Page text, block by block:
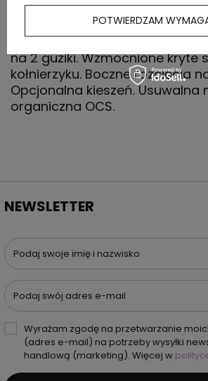
Koszulka polo z krótkim
organicznej z certyfikatem OCS.
rękawy wykończone
na 2 guziki. Wzmocnione kryte
kołnierzyku. Boczne rozcięcia
Opcjonalna kieszeń. Usuwalna
organiczna OCS.
NEWSLETTER
Podaj swoje imię i nazwisko
Podaj swój adres e-mail
Wyrażam zgodę na przetwarzanie
(adres e-mail) na potrzeby wysyłki
handlową (marketing). Więcej w
POTWIERDZAM